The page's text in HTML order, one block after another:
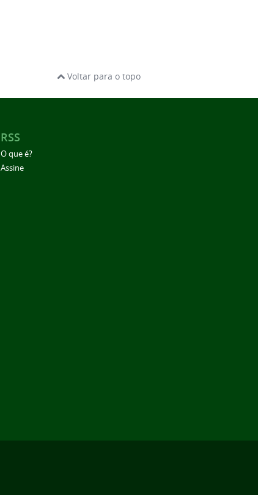
Voltar para o topo
RSS
O que é?
Assine